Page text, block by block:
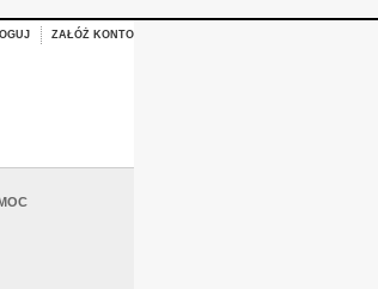
ZAŁÓŻ KONTO